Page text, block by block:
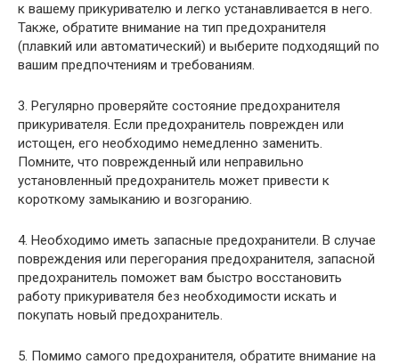
к вашему прикуривателю и легко устанавливается в него.
Также, обратите внимание на тип предохранителя
(плавкий или автоматический) и выберите подходящий по
вашим предпочтениям и требованиям.
3. Регулярно проверяйте состояние предохранителя
прикуривателя. Если предохранитель поврежден или
истощен, его необходимо немедленно заменить.
Помните, что поврежденный или неправильно
установленный предохранитель может привести к
короткому замыканию и возгоранию.
4. Необходимо иметь запасные предохранители. В случае
повреждения или перегорания предохранителя, запасной
предохранитель поможет вам быстро восстановить
работу прикуривателя без необходимости искать и
покупать новый предохранитель.
5. Помимо самого предохранителя, обратите внимание на